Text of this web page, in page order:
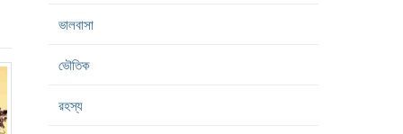
ভালবাসা
ভৌতিক
রহস্য